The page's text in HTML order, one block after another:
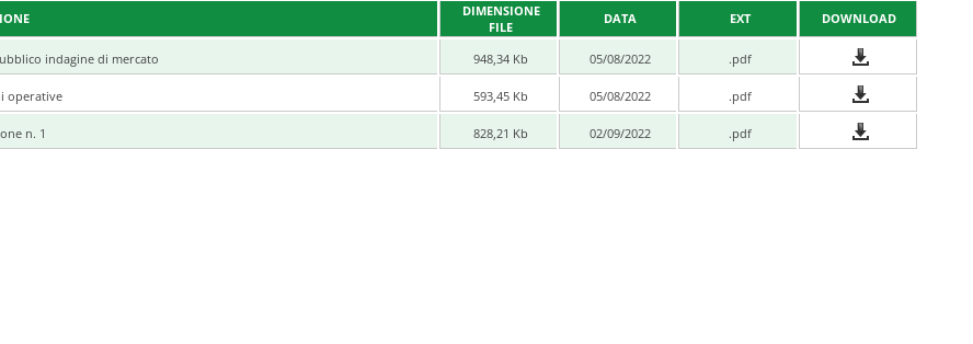
DIMENSIONE
FILE
DATA EXT DOWNLOAD
indagine di mercato 948,34 Kb 05/08/2022 .pdf
operative 593,45 Kb 05/08/2022 .pdf
n. 1 828,21 Kb 02/09/2022 .pdf